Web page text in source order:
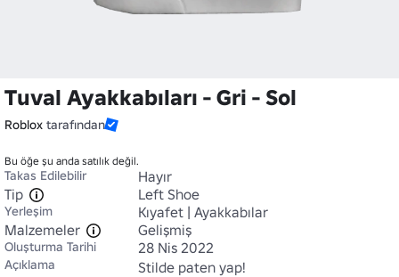
Tuval Ayakkabıları - Gri - Sol
Roblox tarafından
Bu öğe şu anda satılık değil.
Takas Edilebilir
Hayır
Tip
Left Shoe
Yerleşim
Kıyafet | Ayakkabılar
Malzemeler
Gelişmiş
Oluşturma Tarihi 28 Nis 2022
Açıklama Stilde paten yap!